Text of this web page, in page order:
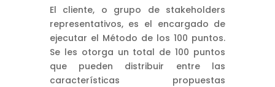
El cliente, o grupo de stakeholders
representativos, es el encargado de
ejecutar el Método de los 100 puntos.
Se les otorga un total de 100 puntos
que pueden distribuir entre las
características propuestas